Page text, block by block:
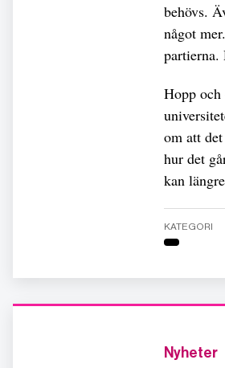
behövs.
något
partierna.
Hopp och
om att
hur det
kan
KATEGORI
Nyheter